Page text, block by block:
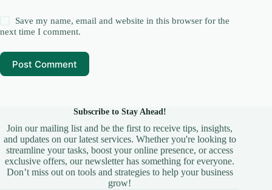
Save my name, email and website in this browser for the
next time I comment.
Post Comment
Subscribe to Stay Ahead!
Join our mailing list and be the first to receive tips, insights,
and updates on our latest services. Whether you're looking to
streamline your tasks, boost your online presence, or access
exclusive offers, our newsletter has something for everyone.
Don’t miss out on tools and strategies to help your business
grow!